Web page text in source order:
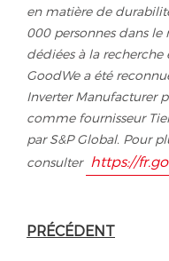
en matière de
000 personnes dans
dédiées à la
GoodWe a été
Inverter Manufacturer
comme fournisseur
par S&P Global. Pour
consulter https://
PRÉCÉDENT